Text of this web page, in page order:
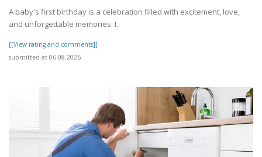
A baby's first birthday is a celebration filled with excitement, love,
and unforgettable memories. I..
[[View rating and comments]]
submitted at 06.08.2026